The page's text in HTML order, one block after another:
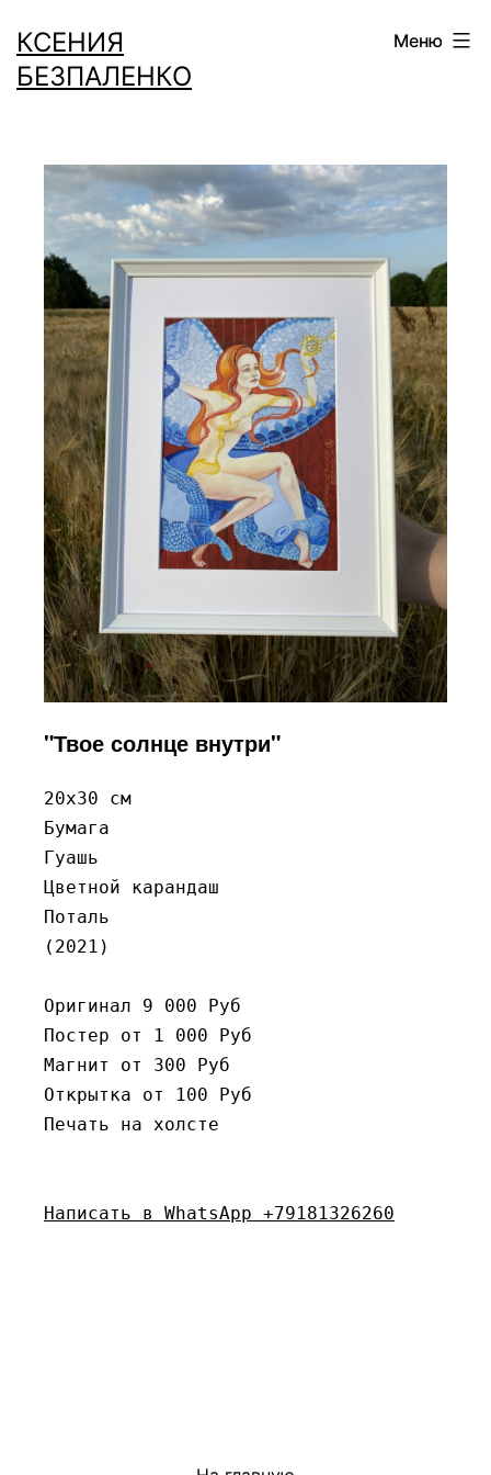
содержимому
КСЕНИЯ
БЕЗПАЛЕНКО
Меню
"Твое солнце внутри"
20x30 см
Бумага
Гуашь
Цветной карандаш
Поталь
(2021)
Оригинал 9 000 Руб
Постер от 1 000 Руб
Магнит от 300 Руб
Открытка от 100 Руб
Печать на холсте
Написать в WhatsApp +79181326260